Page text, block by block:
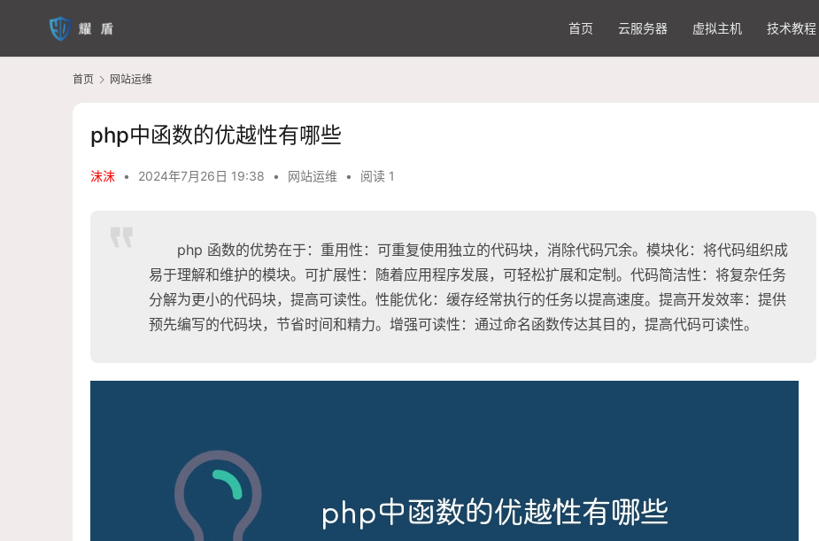
首页 云服务器 虚拟主机 技术教程
首页 网站运维
php中函数的优越性有哪些
沫沫 • 2024年7月26日 19:38 • 网站运维 • 阅读 1
php 函数的优势在于：重用性：可重复使用独立的代码块，消除代码冗余。模块化：将代码组织成
易于理解和维护的模块。可扩展性：随着应用程序发展，可轻松扩展和定制。代码简洁性：将复杂任务
分解为更小的代码块，提高可读性。性能优化：缓存经常执行的任务以提高速度。提高开发效率：提供
预先编写的代码块，节省时间和精力。增强可读性：通过命名函数传达其目的，提高代码可读性。